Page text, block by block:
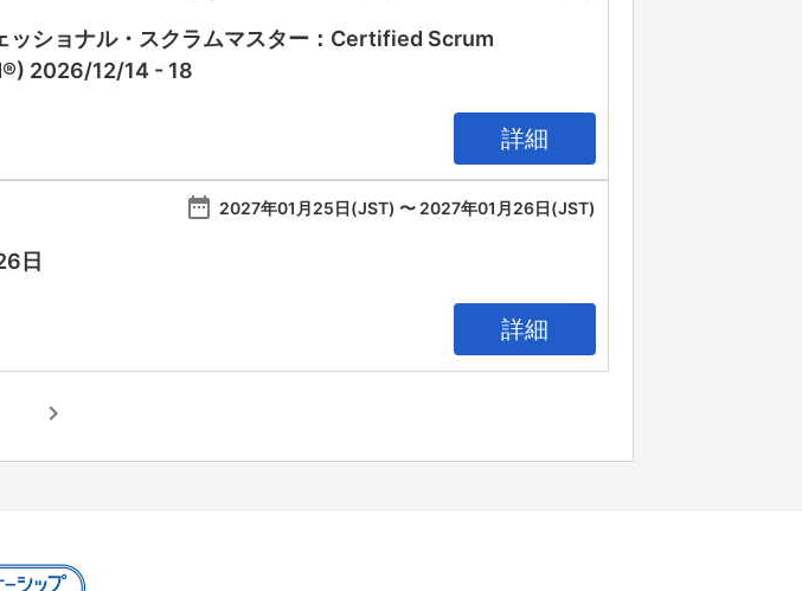
ッショナル・スクラムマスター：Certified Scrum
2026/12/14 - 18
詳細
date_range 2027年01月25日(JST) 〜 2027年01月26日(JST)
日
詳細
chevron_right